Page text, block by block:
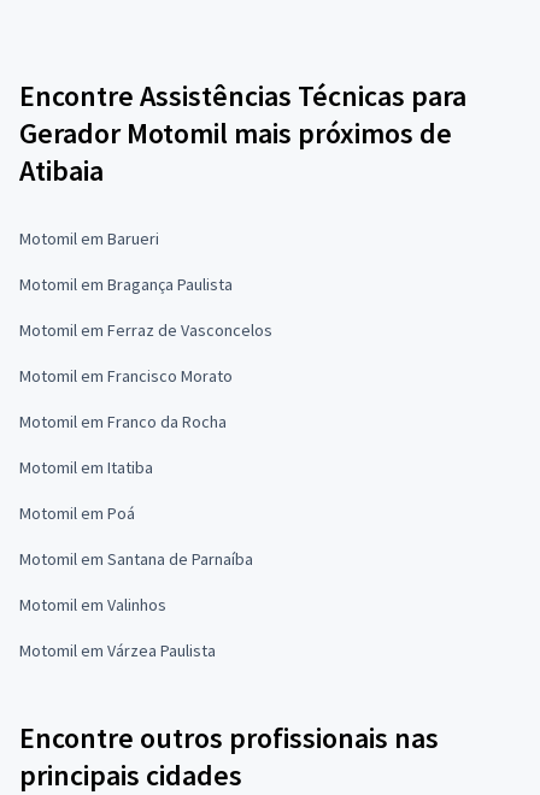
Encontre Assistências Técnicas para
Gerador Motomil mais próximos de
Atibaia
Motomil em Barueri
Motomil em Bragança Paulista
Motomil em Ferraz de Vasconcelos
Motomil em Francisco Morato
Motomil em Franco da Rocha
Motomil em Itatiba
Motomil em Poá
Motomil em Santana de Parnaíba
Motomil em Valinhos
Motomil em Várzea Paulista
Encontre outros profissionais nas
principais cidades